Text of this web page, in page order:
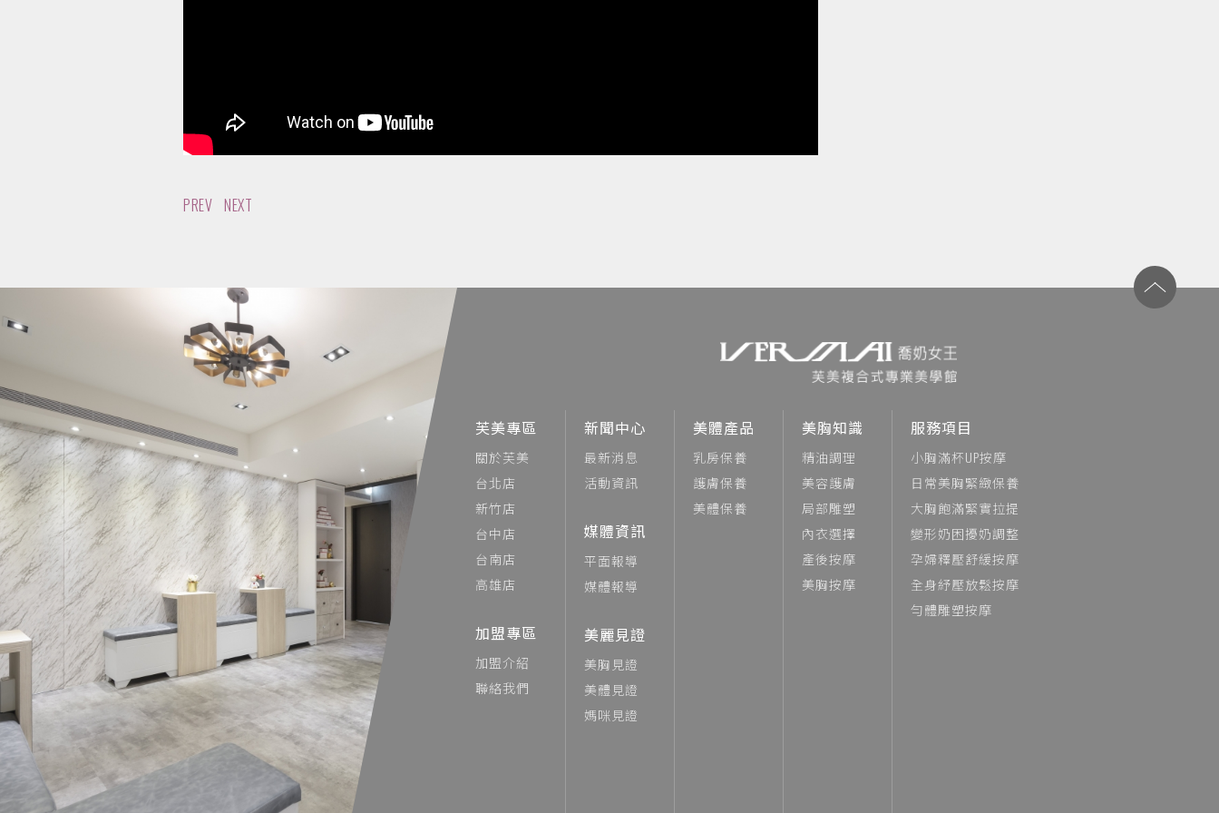
PREV NEXT
芙美專區
關於芙美
台北店
新竹店
台中店
台南店
高雄店
加盟專區
加盟介紹
聯絡我們
新聞中心
最新消息
活動資訊
媒體資訊
平面報導
媒體報導
美麗見證
美胸見證
美體見證
媽咪見證
美體產品
乳房保養
護膚保養
美體保養
美胸知識
精油調理
美容護膚
局部雕塑
內衣選擇
產後按摩
美胸按摩
服務項目
小胸滿杯UP按摩
日常美胸緊緻保養
大胸飽滿緊實拉提
變形奶困擾奶調整
孕婦釋壓舒緩按摩
全身紓壓放鬆按摩
勻體雕塑按摩